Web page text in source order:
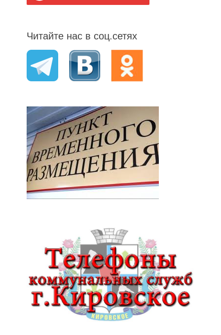
Читайте нас в соц.сетях